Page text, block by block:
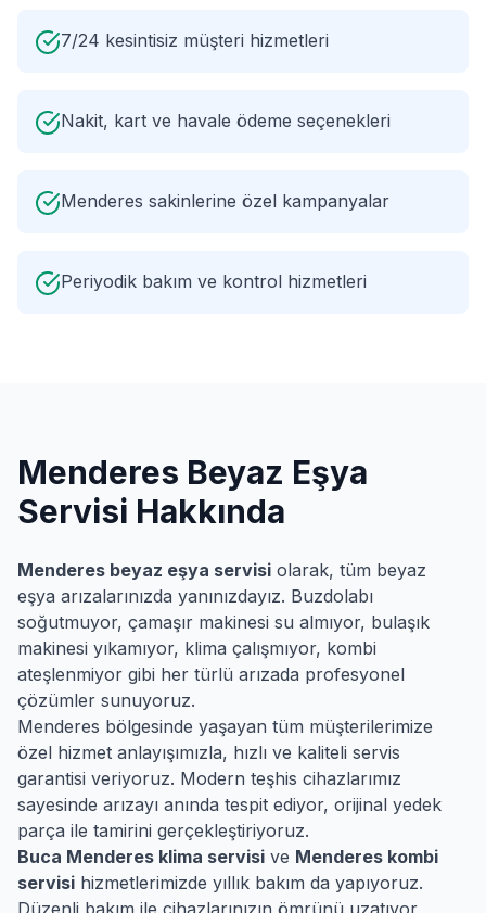
7/24 kesintisiz müşteri hizmetleri
Nakit, kart ve havale ödeme seçenekleri
Menderes sakinlerine özel kampanyalar
Periyodik bakım ve kontrol hizmetleri
Menderes Beyaz Eşya
Servisi Hakkında
Menderes beyaz eşya servisi olarak, tüm beyaz
eşya arızalarınızda yanınızdayız. Buzdolabı
soğutmuyor, çamaşır makinesi su almıyor, bulaşık
makinesi yıkamıyor, klima çalışmıyor, kombi
ateşlenmiyor gibi her türlü arızada profesyonel
çözümler sunuyoruz.
Menderes bölgesinde yaşayan tüm müşterilerimize
özel hizmet anlayışımızla, hızlı ve kaliteli servis
garantisi veriyoruz. Modern teşhis cihazlarımız
sayesinde arızayı anında tespit ediyor, orijinal yedek
parça ile tamirini gerçekleştiriyoruz.
Buca Menderes klima servisi ve Menderes kombi
servisi hizmetlerimizde yıllık bakım da yapıyoruz.
Düzenli bakım ile cihazlarınızın ömrünü uzatıyor,